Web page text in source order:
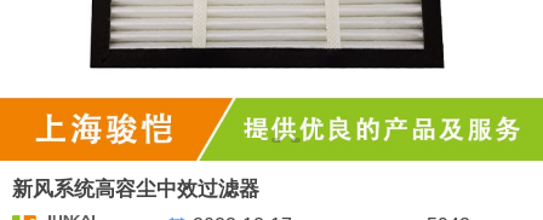
新风系统高容尘中效过滤器